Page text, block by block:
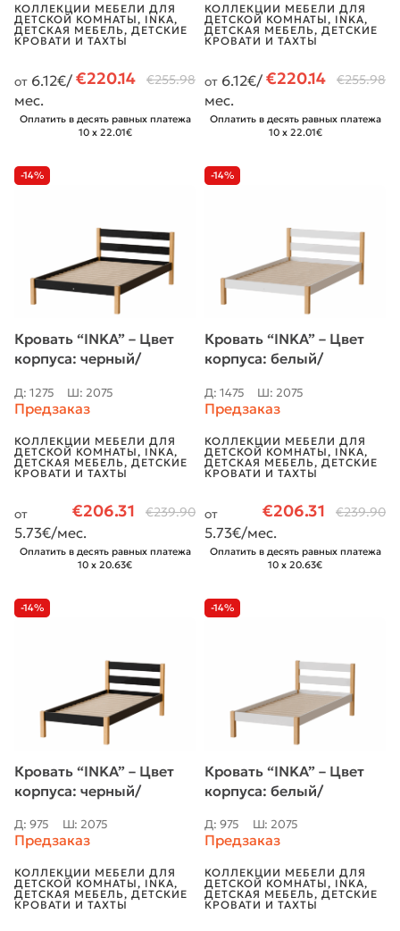
КОЛЛЕКЦИИ МЕБЕЛИ ДЛЯ
ДЕТСКОЙ КОМНАТЫ , INKA,
ДЕТСКАЯ МЕБЕЛЬ, ДЕТСКИЕ
КРОВАТИ И ТАХТЫ
€220.14 €255.98
от 6.12€/
мес.
Оплатить в десять равных платежа
10 x 22.01€
КОЛЛЕКЦИИ МЕБЕЛИ ДЛЯ
ДЕТСКОЙ КОМНАТЫ , INKA,
ДЕТСКАЯ МЕБЕЛЬ, ДЕТСКИЕ
КРОВАТИ И ТАХТЫ
€220.14 €255.98
от 6.12€/
мес.
Оплатить в десять равных платежа
10 x 22.01€
-14%
Кровать “INKA” – Цвет
корпуса: черный/
Д: 1275 Ш: 2075
Предзаказ
КОЛЛЕКЦИИ МЕБЕЛИ ДЛЯ
ДЕТСКОЙ КОМНАТЫ , INKA,
ДЕТСКАЯ МЕБЕЛЬ, ДЕТСКИЕ
КРОВАТИ И ТАХТЫ
€206.31 €239.90
от
5.73€/мес.
Оплатить в десять равных платежа
10 x 20.63€
-14%
Кровать “INKA” – Цвет
корпуса: белый/
Д: 1475 Ш: 2075
Предзаказ
КОЛЛЕКЦИИ МЕБЕЛИ ДЛЯ
ДЕТСКОЙ КОМНАТЫ , INKA,
ДЕТСКАЯ МЕБЕЛЬ, ДЕТСКИЕ
КРОВАТИ И ТАХТЫ
€206.31 €239.90
от
5.73€/мес.
Оплатить в десять равных платежа
10 x 20.63€
-14%
Кровать “INKA” – Цвет
корпуса: черный/
Д: 975 Ш: 2075
Предзаказ
КОЛЛЕКЦИИ МЕБЕЛИ ДЛЯ
ДЕТСКОЙ КОМНАТЫ, INKA,
ДЕТСКАЯ МЕБЕЛЬ, ДЕТСКИЕ
КРОВАТИ И ТАХТЫ
-14%
Кровать “INKA” – Цвет
корпуса: белый/
Д: 975 Ш: 2075
Предзаказ
КОЛЛЕКЦИИ МЕБЕЛИ ДЛЯ
ДЕТСКОЙ КОМНАТЫ, INKA,
ДЕТСКАЯ МЕБЕЛЬ, ДЕТСКИЕ
КРОВАТИ И ТАХТЫ